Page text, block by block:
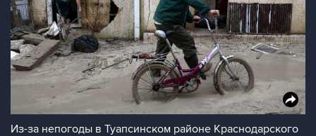
Из-за непогоды в Туапсинском районе Краснодарского